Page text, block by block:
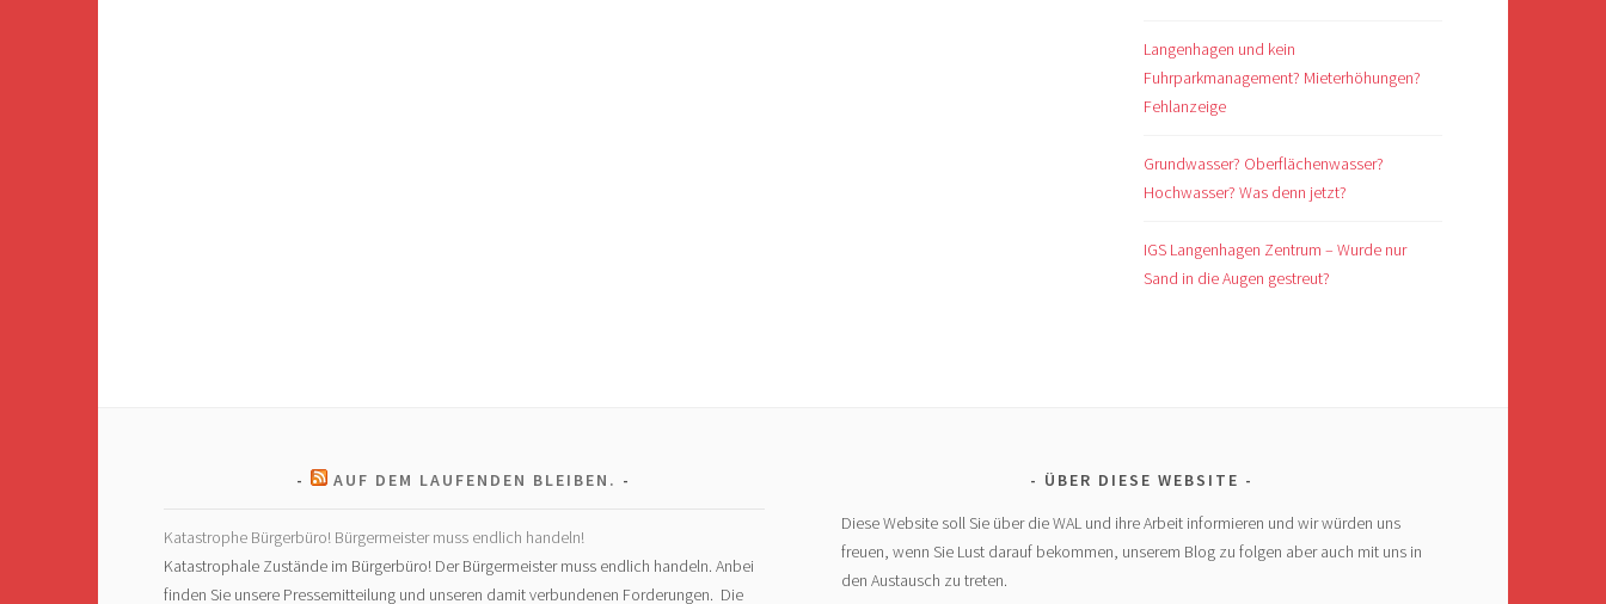
Langenhagen und kein
Fuhrparkmanagement? Mieterhöhungen?
Fehlanzeige
Grundwasser? Oberflächenwasser?
Hochwasser? Was denn jetzt?
IGS Langenhagen Zentrum – Wurde nur
Sand in die Augen gestreut?
AUF DEM LAUFENDEN BLEIBEN.
Katastrophe Bürgerbüro! Bürgermeister muss endlich handeln!
Katastrophale Zustände im Bürgerbüro! Der Bürgermeister muss endlich handeln. Anbei
finden Sie unsere Pressemitteilung und unseren damit verbundenen Forderungen. Die
ÜBER DIESE WEBSITE
Diese Website soll Sie über die WAL und ihre Arbeit informieren und wir würden uns
freuen, wenn Sie Lust darauf bekommen, unserem Blog zu folgen aber auch mit uns in
den Austausch zu treten.